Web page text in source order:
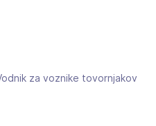
za voznike tovornjakov